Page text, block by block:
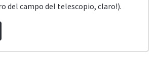
del campo del telescopio, claro!).